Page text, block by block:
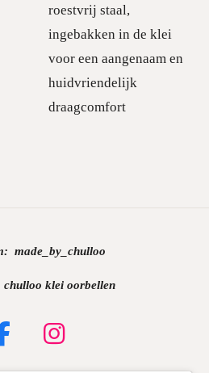
roestvrij staal,
ingebakken in de klei
voor een aangenaam en
huidvriendelijk
draagcomfort
made_by_chulloo
klei oorbellen
F
I